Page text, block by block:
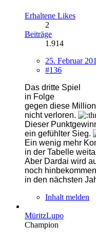
Erhaltene Likes
2
Beiträge
1.914
25. Februar
#136
Das dritte Spiel
in Folge
gegen diese
nicht verloren.
Dieser
ein gefühlter Sieg.
Ein wenig mehr
in der Tabelle
Aber Dardai wird
noch hinbekommen
in den nächsten
Inhalt melden
MüritzLupo
Champion